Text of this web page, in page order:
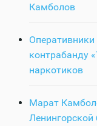
Камболов
контрабанду
наркотиков
Марат